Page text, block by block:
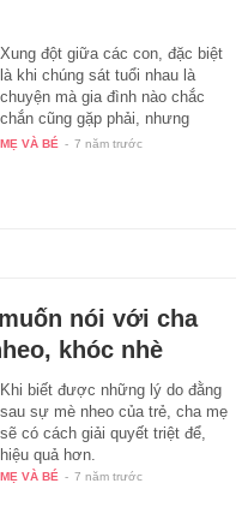
Xung đột giữa các con, đặc biệt
là khi chúng sát tuổi nhau là
chuyện mà gia đình nào chắc
chắn cũng gặp phải, nhưng
cách…
MẸ VÀ BÉ - 7 năm trước
nói với cha
khóc nhè
Khi biết được những lý do đằng
sau sự mè nheo của trẻ, cha mẹ
sẽ có cách giải quyết triệt để,
hiệu quả hơn.
MẸ VÀ BÉ - 7 năm trước